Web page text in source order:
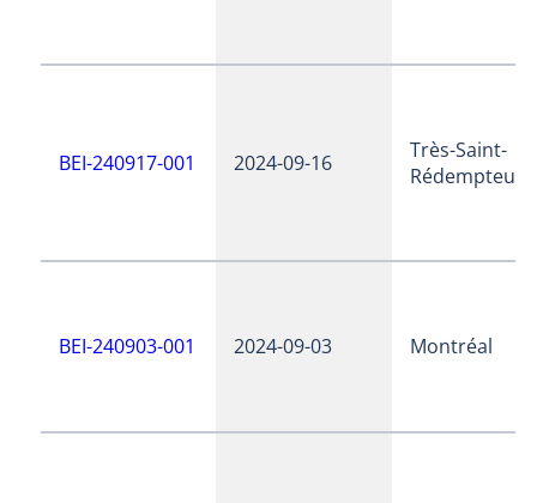
BEI-240917-001 2024-09-16
Très-Saint-
Rédempteur
BEI-240903-001 2024-09-03 Montréal